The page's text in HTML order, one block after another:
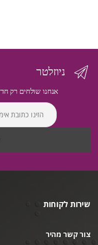
ניוזלטר
אנחנו שולחים רק
שירות לקוחות
צור קשר מהיר